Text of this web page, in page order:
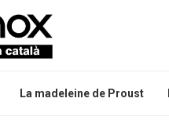
La madeleine de Proust